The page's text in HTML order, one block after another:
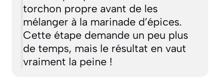
torchon propre avant de les
mélanger à la marinade d’épices.
Cette étape demande un peu plus
de temps, mais le résultat en vaut
vraiment la peine !